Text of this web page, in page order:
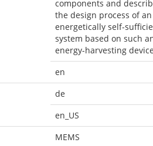
components and
the design process of an
energetically self-
system based on such
energy-harvesting
en
de
en_US
MEMS